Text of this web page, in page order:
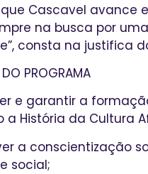
que Cascavel avance
na busca por
consta na justifica
PROGRAMA
e garantir a
a História da Cultura
a conscientização
social;